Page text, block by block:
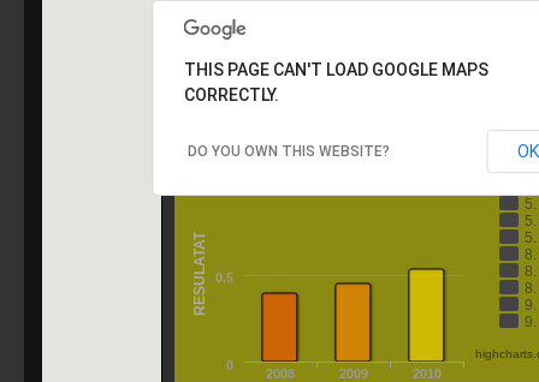
2008 2009 2010
0
0.5
RESULATAT
THIS PAGE CAN'T LOAD GOOGLE MAPS
CORRECTLY.
DO YOU OWN THIS WEBSITE? OK